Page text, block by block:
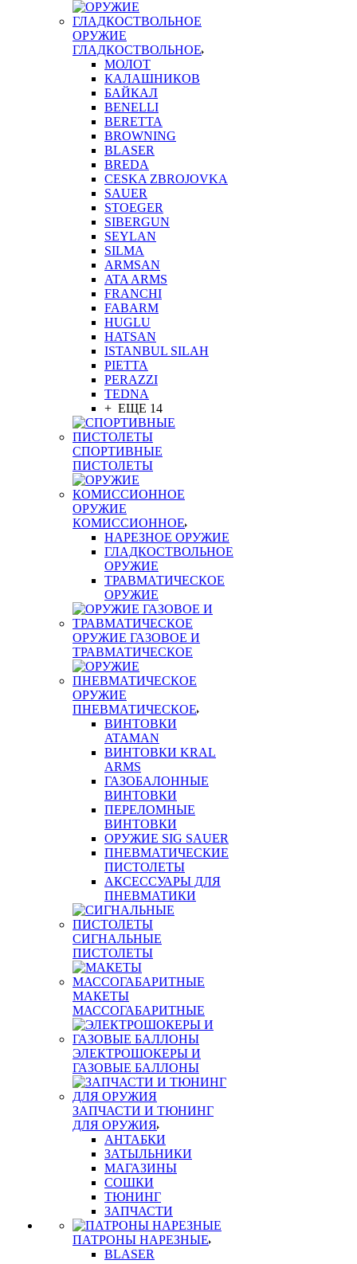
ОРУЖИЕ
ГЛАДКОСТВОЛЬНОЕ
МОЛОТ
КАЛАШНИКОВ
БАЙКАЛ
BENELLI
BERETTA
BROWNING
BLASER
BREDA
CESKA ZBROJOVKA
SAUER
STOEGER
SIBERGUN
SEYLAN
SILMA
ARMSAN
ATA ARMS
FRANCHI
FABARM
HUGLU
HATSAN
ISTANBUL SILAH
PIETTA
PERAZZI
TEDNA
+ ЕЩЕ 14
СПОРТИВНЫЕ
ПИСТОЛЕТЫ
ОРУЖИЕ
КОМИССИОННОЕ
НАРЕЗНОЕ ОРУЖИЕ
ГЛАДКОСТВОЛЬНОЕ
ОРУЖИЕ
ТРАВМАТИЧЕСКОЕ
ОРУЖИЕ
ОРУЖИЕ ГАЗОВОЕ И
ТРАВМАТИЧЕСКОЕ
ОРУЖИЕ
ПНЕВМАТИЧЕСКОЕ
ВИНТОВКИ
ATAMAN
ВИНТОВКИ KRAL
ARMS
ГАЗОБАЛОННЫЕ
ВИНТОВКИ
ПЕРЕЛОМНЫЕ
ВИНТОВКИ
ОРУЖИЕ SIG SAUER
ПНЕВМАТИЧЕСКИЕ
ПИСТОЛЕТЫ
АКСЕССУАРЫ ДЛЯ
ПНЕВМАТИКИ
СИГНАЛЬНЫЕ
ПИСТОЛЕТЫ
МАКЕТЫ
МАССОГАБАРИТНЫЕ
ЭЛЕКТРОШОКЕРЫ И
ГАЗОВЫЕ БАЛЛОНЫ
ЗАПЧАСТИ И ТЮНИНГ
ДЛЯ ОРУЖИЯ
АНТАБКИ
ЗАТЫЛЬНИКИ
МАГАЗИНЫ
СОШКИ
ТЮНИНГ
ЗАПЧАСТИ
ПАТРОНЫ НАРЕЗНЫЕ
BLASER